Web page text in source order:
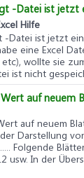
-Datei ist jetzt
Hilfe
-Datei ist jetzt
eine Excel
wollte sie
ist nicht
auf neuem
auf neuem
Darstellung
Folgende
usw. In der